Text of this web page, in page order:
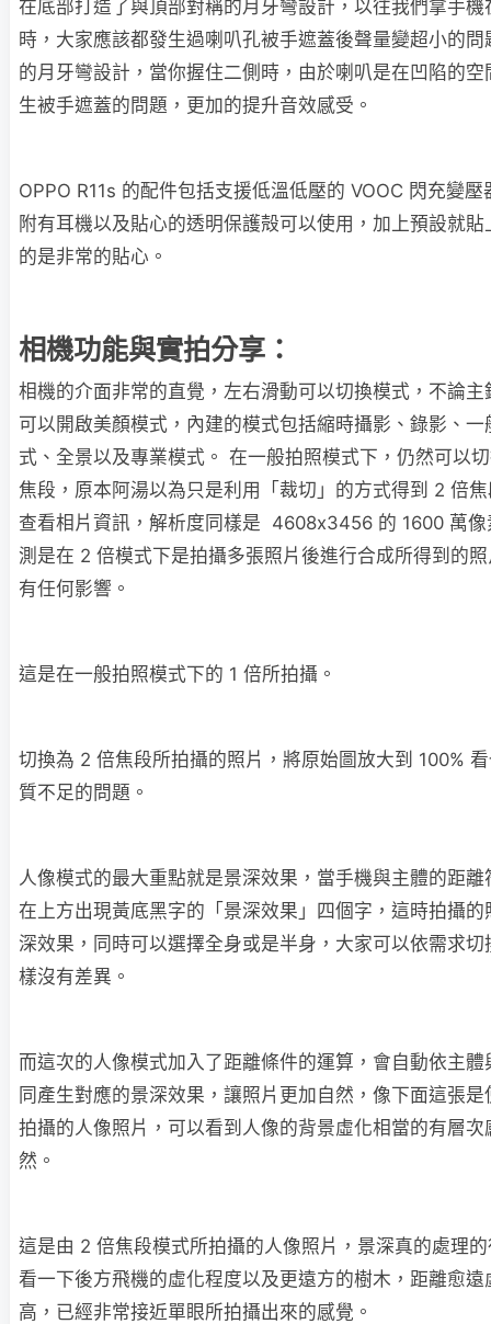
在底部打造了與頂部對稱的月牙彎設計，以往我們拿手機
時，大家應該都發生過喇叭孔被手遮蓋後聲量變超小的
的月牙彎設計，當你握住二側時，由於喇叭是在凹陷的
生被手遮蓋的問題，更加的提升音效感受。
OPPO R11s 的配件包括支援低溫低壓的 VOOC 閃充變
附有耳機以及貼心的透明保護殻可以使用，加上預設就
的是非常的貼心。
相機功能與實拍分享：
相機的介面非常的直覺，左右滑動可以切換模式，不論主
可以開啟美顏模式，內建的模式包括縮時攝影、錄影、
式、全景以及專業模式。 在一般拍照模式下，仍然可以
焦段，原本阿湯以為只是利用「裁切」的方式得到 2 倍
查看相片資訊，解析度同樣是 4608x3456 的 1600 萬像
測是在 2 倍模式下是拍攝多張照片後進行合成所得到的
有任何影響。
這是在一般拍照模式下的 1 倍所拍攝。
切換為 2 倍焦段所拍攝的照片，將原始圖放大到 100%
質不足的問題。
人像模式的最大重點就是景深效果，當手機與主體的距
在上方出現黃底黑字的「景深效果」四個字，這時拍攝的
深效果，同時可以選擇全身或是半身，大家可以依需求
樣沒有差異。
而這次的人像模式加入了距離條件的運算，會自動依主
同產生對應的景深效果，讓照片更加自然，像下面這張是
拍攝的人像照片，可以看到人像的背景虛化相當的有層次
然。
這是由 2 倍焦段模式所拍攝的人像照片，景深真的處理
看一下後方飛機的虛化程度以及更遠方的樹木，距離愈遠
高，已經非常接近單眼所拍攝出來的感覺。